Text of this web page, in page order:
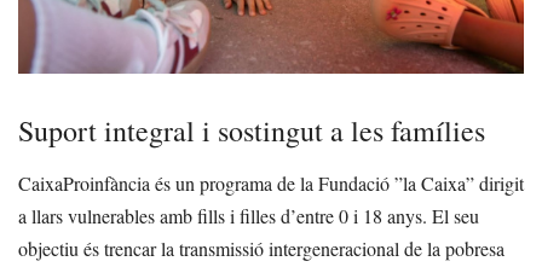
Suport integral i sostingut a les famílies
CaixaProinfància és un programa de la Fundació ”la Caixa” dirigit
a llars vulnerables amb fills i filles d’entre 0 i 18 anys. El seu
objectiu és trencar la transmissió intergeneracional de la pobresa